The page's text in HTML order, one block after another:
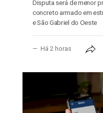
Disputa será de menor
concreto armado em
e São Gabriel do Oeste
Há 2 horas